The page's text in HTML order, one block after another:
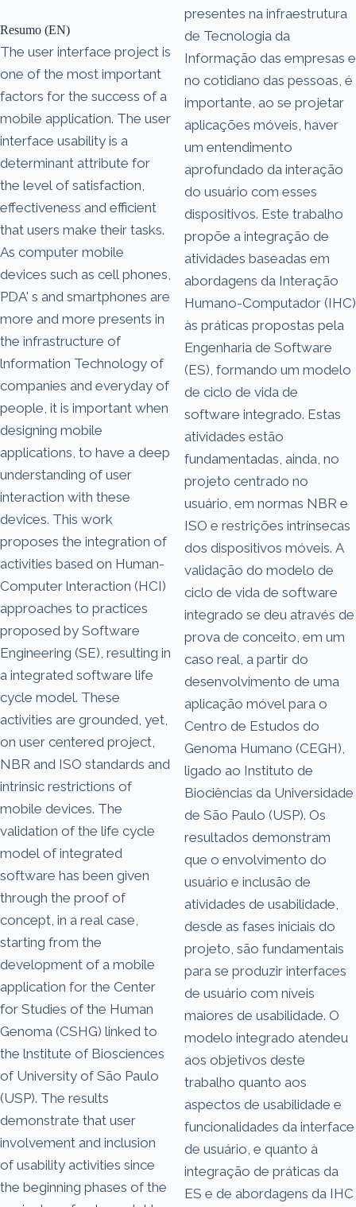
Resumo (EN)
The user interface project is
one of the most important
factors for the success of a
mobile application. The user
interface usability is a
determinant attribute for
the level of satisfaction,
effectiveness and efficient
that users make their tasks.
As computer mobile
devices such as cell phones,
PDA' s and smartphones are
more and more presents in
the infrastructure of
lnformation Technology of
companies and everyday of
people, it is important when
designing mobile
applications, to have a deep
understanding of user
interaction with these
devices. This work
proposes the integration of
activities based on Human-
Computer lnteraction (HCI)
approaches to practices
proposed by Software
Engineering (SE), resulting in
a integrated software life
cycle model. These
activities are grounded, yet,
on user centered project,
NBR and ISO standards and
intrinsic restrictions of
mobile devices. The
validation of the life cycle
model of integrated
software has been given
through the proof of
concept, in a real case,
starting from the
development of a mobile
application for the Center
for Studies of the Human
Genoma (CSHG) linked to
the lnstitute of Biosciences
of University of São Paulo
(USP). The results
demonstrate that user
involvement and inclusion
of usability activities since
the beginning phases of the
presentes na infraestrutura
de Tecnologia da
Informação das empresas e
no cotidiano das pessoas, é
importante, ao se projetar
aplicações móveis, haver
um entendimento
aprofundado da interação
do usuário com esses
dispositivos. Este trabalho
propõe a integração de
atividades baseadas em
abordagens da Interação
Humano-Computador (IHC)
às práticas propostas pela
Engenharia de Software
(ES), formando um modelo
de ciclo de vida de
software integrado. Estas
atividades estão
fundamentadas, ainda, no
projeto centrado no
usuário, em normas NBR e
ISO e restrições intrínsecas
dos dispositivos móveis. A
validação do modelo de
ciclo de vida de software
integrado se deu através de
prova de conceito, em um
caso real, a partir do
desenvolvimento de uma
aplicação móvel para o
Centro de Estudos do
Genoma Humano (CEGH),
ligado ao Instituto de
Biociências da Universidade
de São Paulo (USP). Os
resultados demonstram
que o envolvimento do
usuário e inclusão de
atividades de usabilidade,
desde as fases iniciais do
projeto, são fundamentais
para se produzir interfaces
de usuário com níveis
maiores de usabilidade. O
modelo integrado atendeu
aos objetivos deste
trabalho quanto aos
aspectos de usabilidade e
funcionalidades da interface
de usuário, e quanto à
integração de práticas da
ES e de abordagens da IHC